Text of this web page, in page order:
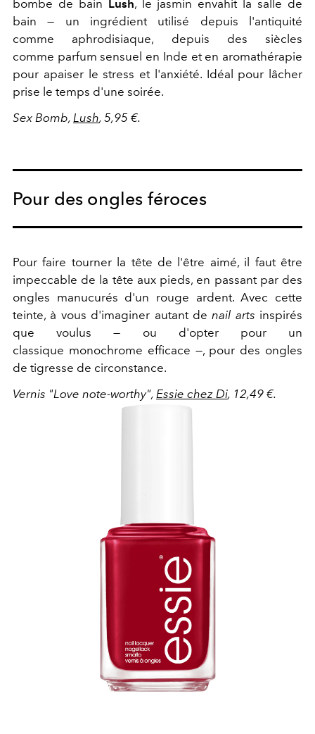
bombe de bain Lush, le jasmin envahit la salle de
bain — un ingrédient utilisé depuis l'antiquité
comme aphrodisiaque, depuis des siècles
comme parfum sensuel en Inde et en aromathérapie
pour apaiser le stress et l'anxiété. Idéal pour lâcher
prise le temps d'une soirée.
Sex Bomb, Lush, 5,95 €.
Pour des ongles féroces
Pour faire tourner la tête de l'être aimé, il faut être
impeccable de la tête aux pieds, en passant par des
ongles manucurés d'un rouge ardent. Avec cette
teinte, à vous d'imaginer autant denail arts inspirés
que voulus — ou d'opter pour un
classique monochrome efficace —, pour des ongles
de tigresse de circonstance.
Vernis "Love note-worthy", Essie chez Di, 12,49 €.